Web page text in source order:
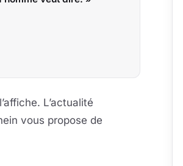
L’actualité
vous propose de